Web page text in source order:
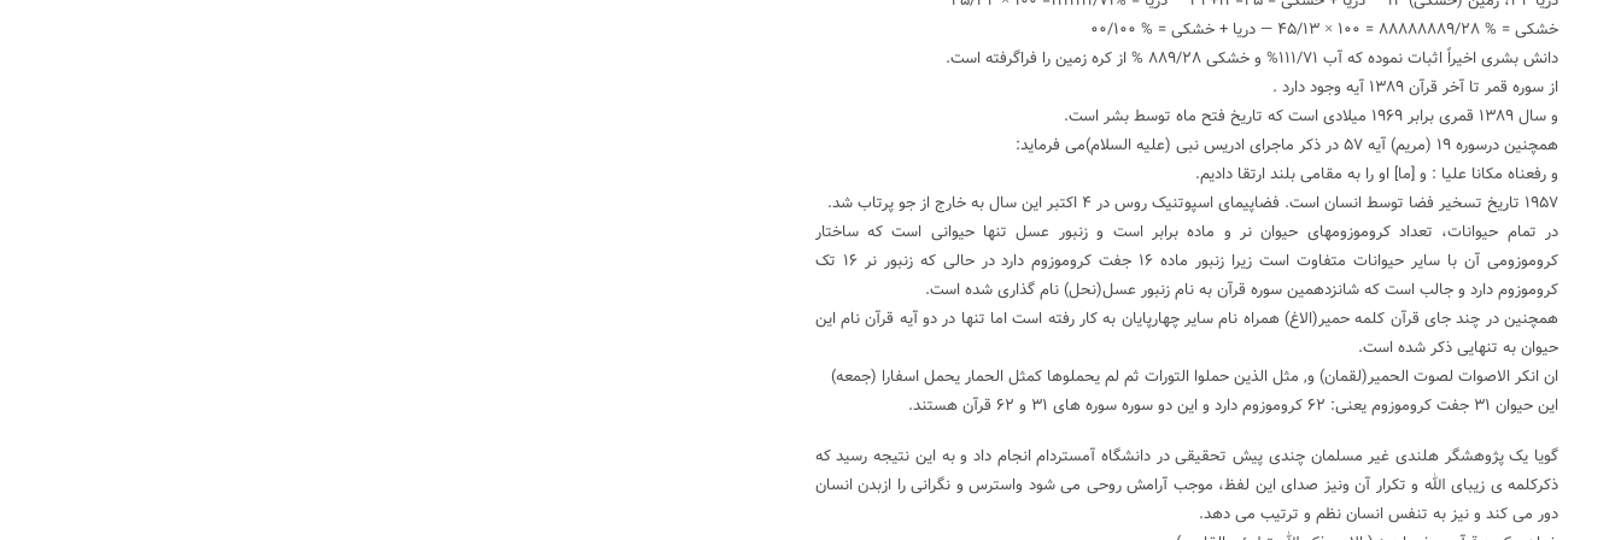
خشکی = % ۸۸۸۸۸۸۸۹/۲۸ = ۱۰۰ × ۴۵/۱۳ — دریا + خشکی = % ۰۰/۱۰۰
دانش بشری اخیراً اثبات نموده که آب ۱۱۱/۷۱% و خشکی ۸۸۹/۲۸ % از کره زمین را فراگرفته است.
از سوره قمر تا آخر قرآن ۱۳۸۹ آیه وجود دارد .
و سال ۱۳۸۹ قمری برابر ۱۹۶۹ میلادی است که تاریخ فتح ماه توسط بشر است.
همچنین درسوره ۱۹ (مریم) آیه ۵۷ در ذکر ماجرای ادریس نبی (علیه السلام)می فرماید:
و رفعناه مکانا علیا : و [ما] او را به مقامى بلند ارتقا دادیم.
۱۹۵۷ تاریخ تسخیر فضا توسط انسان است. فضاپیمای اسپوتنیک روس در ۴ اکتبر این سال به خارج از جو پرتاب شد.
در تمام حیوانات، تعداد کروموزومهای حیوان نر و ماده برابر است و زنبور عسل تنها حیوانی است که ساختار
کروموزومی آن با سایر حیوانات متفاوت است زیرا زنبور ماده ۱۶ جفت کروموزوم دارد در حالی که زنبور نر ۱۶ تک
کروموزوم دارد و جالب است که شانزدهمین سوره قرآن به نام زنبور عسل(نحل) نام گذاری شده است.
همچنین در چند جای قرآن کلمه حمیر(الاغ) همراه نام سایر چهارپایان به کار رفته است اما تنها در دو آیه قرآن نام این
حیوان به تنهایی ذکر شده است.
ان انکر الاصوات لصوت الحمیر(لقمان) و, مثل الذین حملوا التورات ثم لم یحملوها کمثل الحمار یحمل اسفارا (جمعه)
این حیوان ۳۱ جفت کروموزوم یعنی: ۶۲ کروموزوم دارد و این دو سوره سوره های ۳۱ و ۶۲ قرآن هستند.
گويا یک پژوهشگر هلندی غیر مسلمان چندی پیش تحقیقی در دانشگاه آمستردام انجام داد و به این نتیجه رسید که
ذکرکلمه ی زیبای الله و تکرار آن ونیز صدای این لفظ، موجب آرامش روحی می شود واسترس و نگرانی را ازبدن انسان
دور می کند و نیز به تنفس انسان نظم و ترتیب می دهد.